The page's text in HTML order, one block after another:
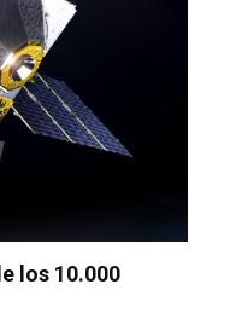
los 10.000